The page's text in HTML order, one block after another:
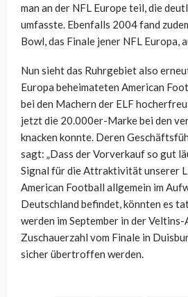
man an der NFL Europe teil, die
umfasste. Ebenfalls 2004 fand
Bowl, das Finale jener NFL Europa,
Nun sieht das Ruhrgebiet also
Europa beheimateten American
bei den Machern der ELF
jetzt die 20.000er-Marke bei den
knacken konnte. Deren
sagt: „Dass der Vorverkauf so gut
Signal für die Attraktivität unserer
American Football allgemein im
Deutschland befindet, könnten es
werden im September in der Veltins-
Zuschauerzahl vom Finale in
sicher übertroffen werden.